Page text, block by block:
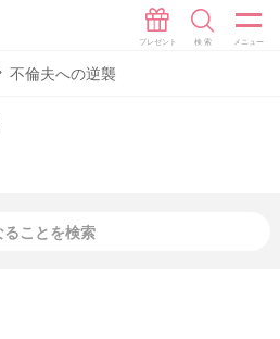
不倫夫への逆襲